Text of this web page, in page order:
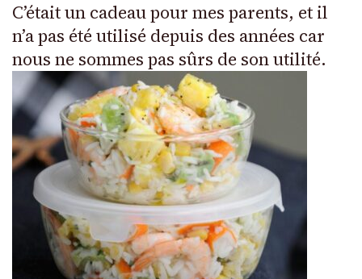
C’était un cadeau pour mes parents, et il
n’a pas été utilisé depuis des années car
nous ne sommes pas sûrs de son utilité.